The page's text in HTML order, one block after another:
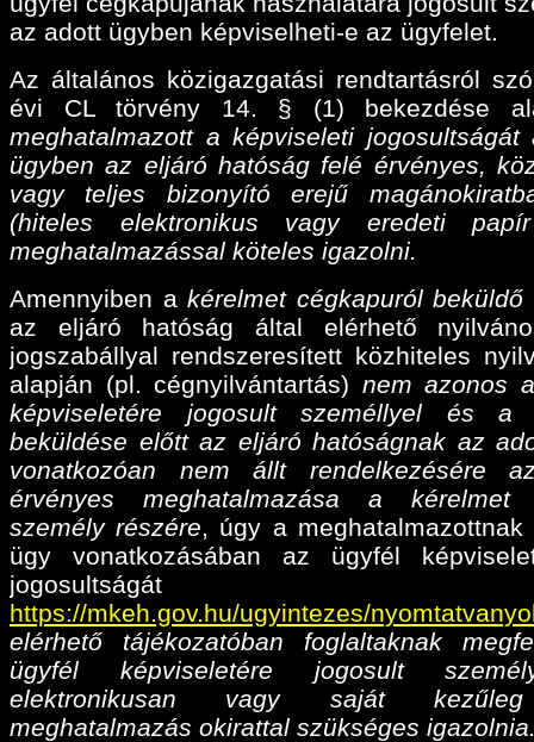
az adott ügyben képviselheti-e az ügyfelet.
Az általános közigazgatási rendtartásról
évi CL törvény 14. § (1) bekezdése
meghatalmazott a képviseleti jogosultságát
ügyben az eljáró hatóság felé érvényes,
vagy teljes bizonyító erejű
(hiteles elektronikus vagy eredeti
meghatalmazással köteles igazolni.
Amennyiben akérelmet cégkapuról beküldő
az eljáró hatóság által elérhető
jogszabállyal rendszeresített közhiteles
alapján (pl. cégnyilvántartás) nem azonos
képviseletére jogosult személlyel és a
beküldése előtt az eljáró hatóságnak az
vonatkozóan nem állt rendelkezésére
érvényes meghatalmazása
a kérelmet
személy részére, úgy a meghatalmazottnak
ügy vonatkozásában az ügyfél
https://mkeh.gov.hu/ugyintezes/
elérhető tájékozatóban foglaltaknak
ügyfél képviseletére jogosult
elektronikusan vagy saját
meghatalmazás okirattal szükséges